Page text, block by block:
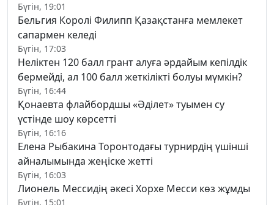
Бүгін, 19:01
Бельгия Королі Филипп Қазақстанға мемлекет
сапармен келеді
Бүгін, 17:03
Неліктен 120 балл грант алуға әрдайым кепілдік
бермейді, ал 100 балл жеткілікті болуы мүмкін?
Бүгін, 16:44
Қонаевта флайбордшы «Әділет» туымен су
үстінде шоу көрсетті
Бүгін, 16:16
Елена Рыбакина Торонтодағы турнирдің үшінші
айналымында жеңіске жетті
Бүгін, 16:03
Лионель Мессидің әкесі Хорхе Месси көз жұмды
Бүгін, 15:01